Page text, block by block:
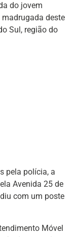
do jovem
madrugada deste
Sul, região do
pela polícia, a
Avenida 25 de
com um poste
Móvel